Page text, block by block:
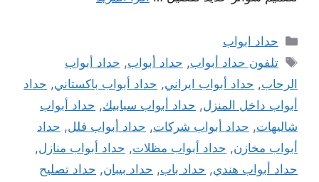
التصنيفات
حداد ابواب
الوسوم
تلفون حداد أبواب, حداد أبواب, حداد أبواب
الرحاب, حداد أبواب ايراني, حداد أبواب باكستاني, حداد
أبواب داخل المنزل, حداد أبواب سبابيك, حداد أبواب
شاليهات, حداد أبواب شركات, حداد أبواب فلل, حداد
أبواب مخازن, حداد أبواب مظلات, حداد أبواب منازل,
حداد أبواب هندي, حداد باب, حداد بيبان, حداد تصليح